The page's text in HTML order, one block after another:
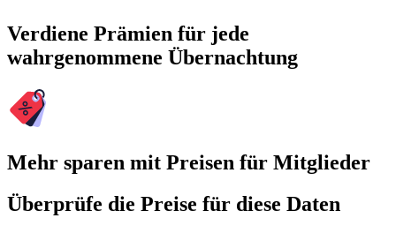
Verdiene Prämien für jede
wahrgenommene Übernachtung
Mehr sparen mit Preisen für Mitglieder
Überprüfe die Preise für diese Daten